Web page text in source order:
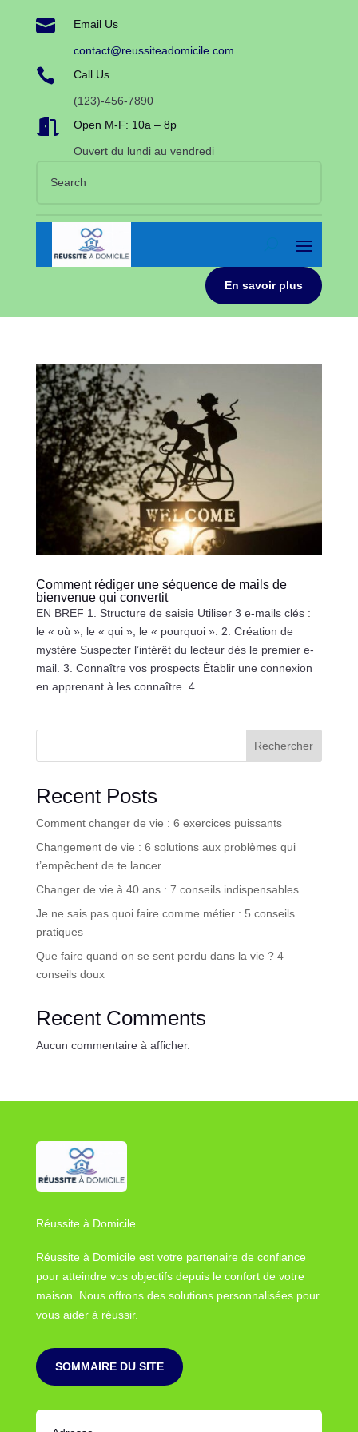
 Email Us
contact@reussiteadomicile.com
 Call Us
(123)-456-7890
 Open M-F: 10a – 8p
Ouvert du lundi au vendredi
En savoir plus
Comment rédiger une séquence de mails de
bienvenue qui convertit
EN BREF 1. Structure de saisie Utiliser 3 e-mails clés :
le « où », le « qui », le « pourquoi ». 2. Création de
mystère Suspecter l’intérêt du lecteur dès le premier e-
mail. 3. Connaître vos prospects Établir une connexion
en apprenant à les connaître. 4....
Rechercher
Recent Posts
Comment changer de vie : 6 exercices puissants
Changement de vie : 6 solutions aux problèmes qui
t’empêchent de te lancer
Changer de vie à 40 ans : 7 conseils indispensables
Je ne sais pas quoi faire comme métier : 5 conseils
pratiques
Que faire quand on se sent perdu dans la vie ? 4
conseils doux
Recent Comments
Aucun commentaire à afficher.
Réussite à Domicile
Réussite à Domicile est votre partenaire de confiance
pour atteindre vos objectifs depuis le confort de votre
maison. Nous offrons des solutions personnalisées pour
vous aider à réussir.
SOMMAIRE DU SITE